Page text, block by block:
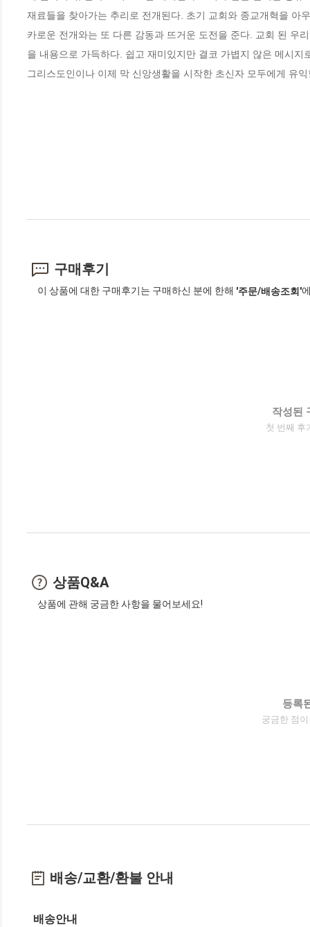
재료들을 찾아가는 추리로 전개된다. 초기 교회와 종교개혁을 아
카로운 전개와는 또 다른 감동과 뜨거운 도전을 준다. 교회 된 우
을 내용으로 가득하다. 쉽고 재미있지만 결코 가볍지 않은 메시
그리스도인이나 이제 막 신앙생활을 시작한 초신자 모두에게 유
구매후기
이 상품에 대한 구매후기는 구매하신 분에 한해 '주문/배송조회'
작성된
첫 번째 후
상품Q&A
상품에 관해 궁금한 사항을 물어보세요!
등록
궁금한 점
배송/교환/환불 안내
배송안내